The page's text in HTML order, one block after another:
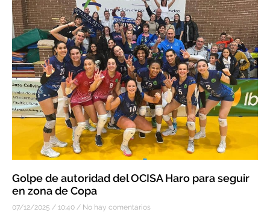
Golpe de autoridad del OCISA Haro para seguir
en zona de Copa
07/12/2025 10:40 No hay comentarios